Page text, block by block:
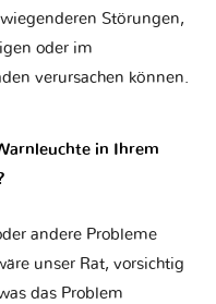
Störungen,
oder im
verursachen können.
in Ihrem
andere Probleme
unser Rat, vorsichtig
das Problem